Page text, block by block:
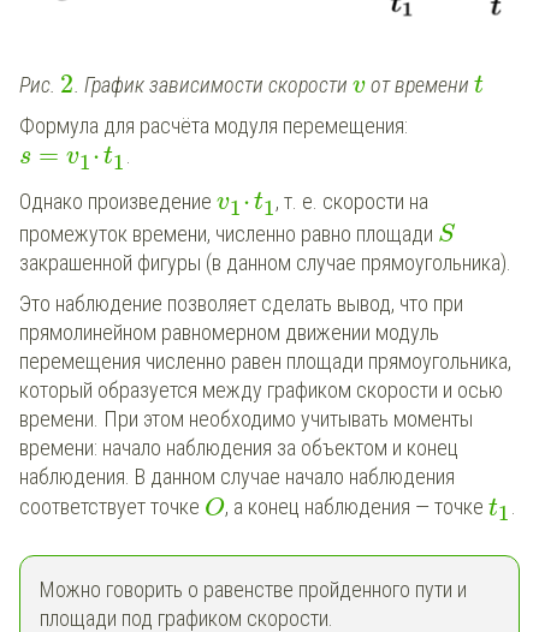
Рис. 2 . График зависимости скорости v от времениt
Формула для расчёта модуля перемещения:
s = v1⋅t1.
Однако произведение v1⋅t1, т. е. скорости на
промежуток времени, численно равно площади S
закрашенной фигуры (в данном случае прямоугольника).
Это наблюдение позволяет сделать вывод, что при
прямолинейном равномерном движении модуль
перемещения численно равен площади прямоугольника,
который образуется между графиком скорости и осью
времени. При этом необходимо учитывать моменты
времени: начало наблюдения за объектом и конец
наблюдения. В данном случае начало наблюдения
соответствует точке O, а конец наблюдения — точкеt1.
Можно говорить о равенстве пройденного пути и
площади под графиком скорости.